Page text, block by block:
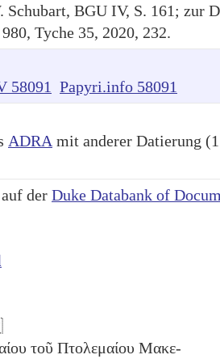
Schubart, BGU IV, S. 161; zur
Tyche 35, 2020, 232.
58091 Papyri.info 58091
ADRA mit anderer Datierung
der Duke Databank of
τοῦ Πτολεμαίου Μακε-